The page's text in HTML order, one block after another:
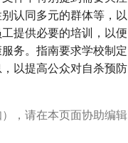
认同多元的群体等，以
提供必要的培训，以便
务。指南要求学校制定
以提高公众对自杀预防
，请在本页面协助编辑